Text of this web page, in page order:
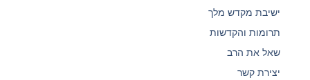
ישיבת מקדש מלך
תרומות והקדשות
שאל את הרב
יצירת קשר